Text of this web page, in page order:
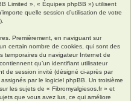
Limited », « Équipes phpBB ») utilisent
quelle session d’utilisation de votre
Premièrement, en naviguant sur
certain nombre de cookies, qui sont des
temporaires du navigateur Internet de
qu’un identifiant utilisateur
de session invité (désigné ci-après par
par le logiciel phpBB. Un troisième
les sujets de « Fibromyalgiesos.fr » et
que vous avez lus, ce qui améliore